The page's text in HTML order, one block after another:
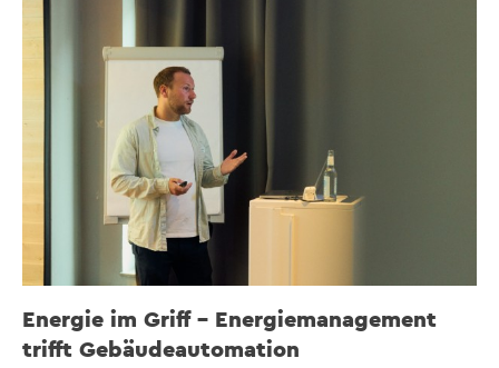
Energie im Griff – Energiemanagement
trifft Gebäudeautomation